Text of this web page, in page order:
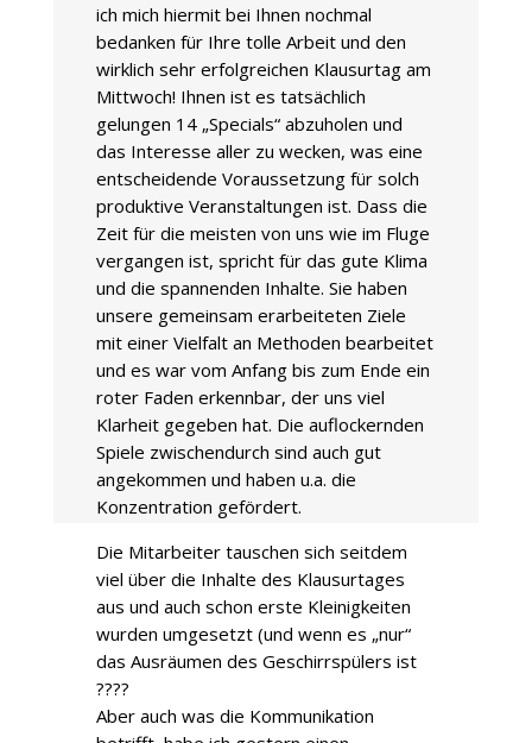
ich mich hiermit bei Ihnen nochmal
bedanken für Ihre tolle Arbeit und den
wirklich sehr erfolgreichen Klausurtag am
Mittwoch! Ihnen ist es tatsächlich
gelungen 14 „Specials“ abzuholen und
das Interesse aller zu wecken, was eine
entscheidende Voraussetzung für solch
produktive Veranstaltungen ist. Dass die
Zeit für die meisten von uns wie im Fluge
vergangen ist, spricht für das gute Klima
und die spannenden Inhalte. Sie haben
unsere gemeinsam erarbeiteten Ziele
mit einer Vielfalt an Methoden bearbeitet
und es war vom Anfang bis zum Ende ein
roter Faden erkennbar, der uns viel
Klarheit gegeben hat. Die auflockernden
Spiele zwischendurch sind auch gut
angekommen und haben u.a. die
Konzentration gefördert.
Die Mitarbeiter tauschen sich seitdem
viel über die Inhalte des Klausurtages
aus und auch schon erste Kleinigkeiten
wurden umgesetzt (und wenn es „nur“
das Ausräumen des Geschirrspülers ist
????
Aber auch was die Kommunikation